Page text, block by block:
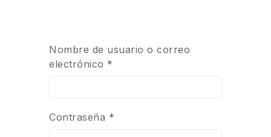
Nombre de usuario o correo
electrónico *
Contraseña *